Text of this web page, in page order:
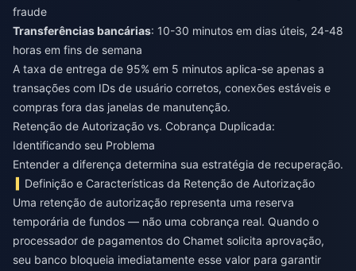
fraude
Transferências bancárias: 10-30 minutos em dias úteis, 24-48
horas em fins de semana
A taxa de entrega de 95% em 5 minutos aplica-se apenas a
transações com IDs de usuário corretos, conexões estáveis e
compras fora das janelas de manutenção.
Retenção de Autorização vs. Cobrança Duplicada:
Identificando seu Problema
Entender a diferença determina sua estratégia de recuperação.
Definição e Características da Retenção de Autorização
Uma retenção de autorização representa uma reserva
temporária de fundos — não uma cobrança real. Quando o
processador de pagamentos do Chamet solicita aprovação,
seu banco bloqueia imediatamente esse valor para garantir